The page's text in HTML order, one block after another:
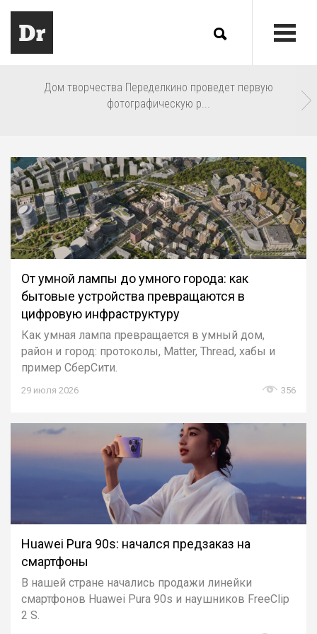
Дом творчества Переделкино проведет первую
фотографическую р...
От умной лампы до умного города: как
бытовые устройства превращаются в
цифровую инфраструктуру
Как умная лампа превращается в умный дом,
район и город: протоколы, Matter, Thread, хабы и
пример СберСити.
29 июля 2026 356
Huawei Pura 90s: начался предзаказ на
смартфоны
В нашей стране начались продажи линейки
смартфонов Huawei Pura 90s и наушников FreeClip
2 S.